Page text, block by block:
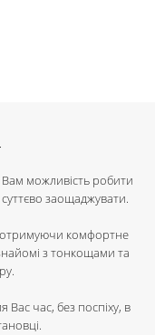
можливість робити
заощаджувати.
отримуючи комфортне
з тонкощами та
час, без поспіху, в